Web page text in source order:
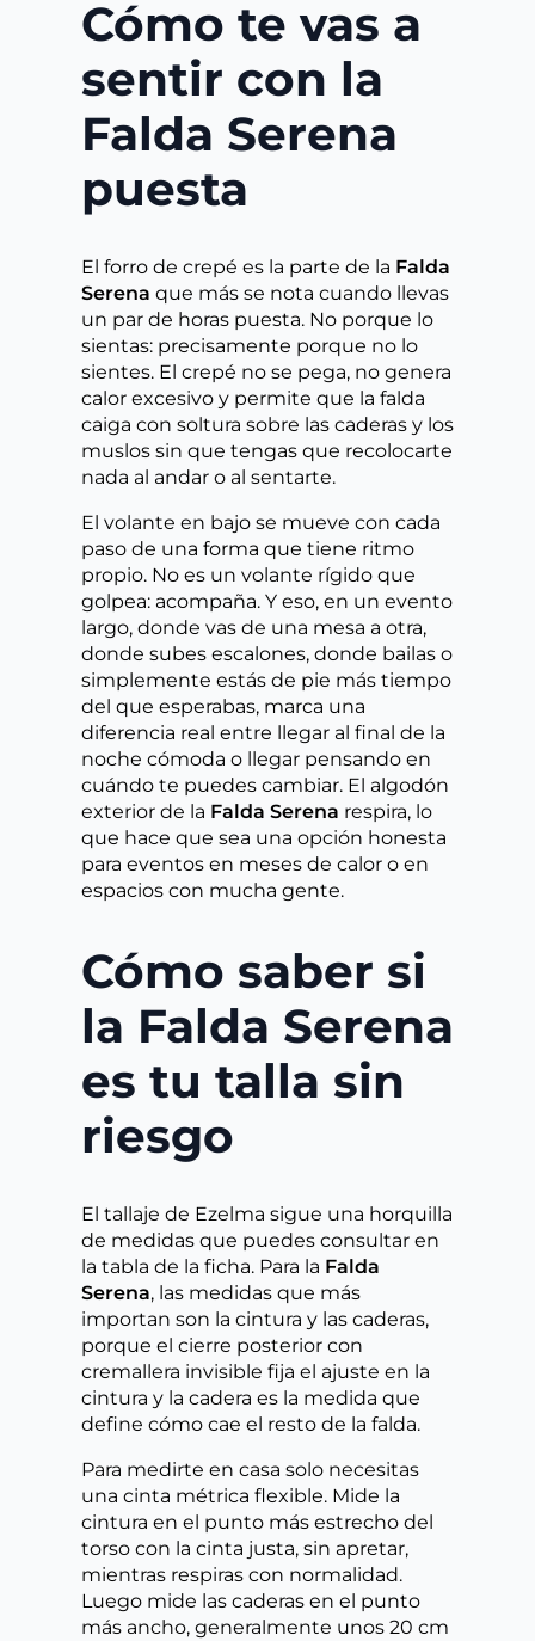
Cómo te vas a
sentir con la
Falda Serena
puesta
El forro de crepé es la parte de la Falda
Serena que más se nota cuando llevas
un par de horas puesta. No porque lo
sientas: precisamente porque no lo
sientes. El crepé no se pega, no genera
calor excesivo y permite que la falda
caiga con soltura sobre las caderas y los
muslos sin que tengas que recolocarte
nada al andar o al sentarte.
El volante en bajo se mueve con cada
paso de una forma que tiene ritmo
propio. No es un volante rígido que
golpea: acompaña. Y eso, en un evento
largo, donde vas de una mesa a otra,
donde subes escalones, donde bailas o
simplemente estás de pie más tiempo
del que esperabas, marca una
diferencia real entre llegar al final de la
noche cómoda o llegar pensando en
cuándo te puedes cambiar. El algodón
exterior de la Falda Serena respira, lo
que hace que sea una opción honesta
para eventos en meses de calor o en
espacios con mucha gente.
Cómo saber si
la Falda Serena
es tu talla sin
riesgo
El tallaje de Ezelma sigue una horquilla
de medidas que puedes consultar en
la tabla de la ficha. Para la Falda
Serena, las medidas que más
importan son la cintura y las caderas,
porque el cierre posterior con
cremallera invisible fija el ajuste en la
cintura y la cadera es la medida que
define cómo cae el resto de la falda.
Para medirte en casa solo necesitas
una cinta métrica flexible. Mide la
cintura en el punto más estrecho del
torso con la cinta justa, sin apretar,
mientras respiras con normalidad.
Luego mide las caderas en el punto
más ancho, generalmente unos 20 cm